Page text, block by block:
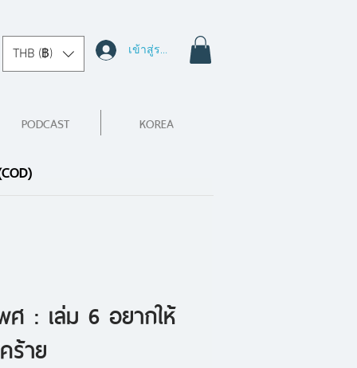
THB (฿) เข้าสู่ระบบ
PODCAST KOREA
ศ : เล่ม 6 อยากให้
ร้าย